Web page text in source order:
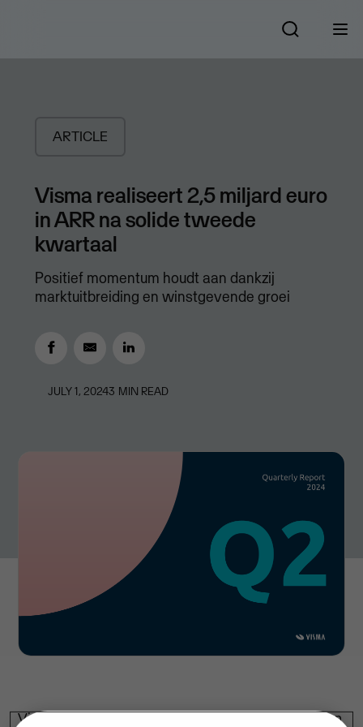
ARTICLE
Visma realiseert 2,5 miljard euro
in ARR na solide tweede
kwartaal
Positief momentum houdt aan dankzij
marktuitbreiding en winstgevende groei
JULY 1, 20243 MIN READ
Visma behaalde in het tweede kwartaal van 2024 een